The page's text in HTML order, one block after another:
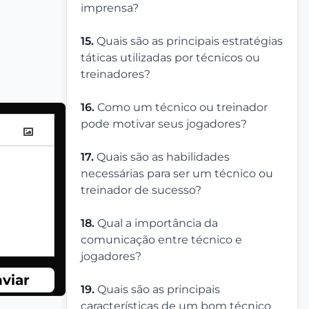
imprensa?
15. Quais são as principais estratégias
táticas utilizadas por técnicos ou
treinadores?
16. Como um técnico ou treinador
pode motivar seus jogadores?
17. Quais são as habilidades
necessárias para ser um técnico ou
treinador de sucesso?
18. Qual a importância da
comunicação entre técnico e
jogadores?
19. Quais são as principais
características de um bom técnico